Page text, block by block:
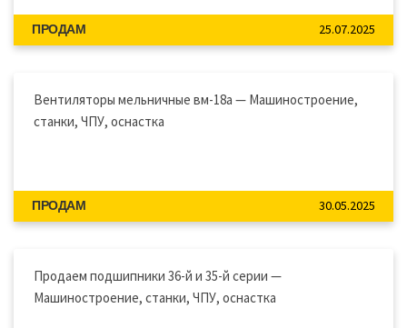
ПРОДАМ 25.07.2025
Вентиляторы мельничные вм-18а — Машиностроение,
станки, ЧПУ, оснастка
ПРОДАМ 30.05.2025
Продаем подшипники 36-й и 35-й серии —
Машиностроение, станки, ЧПУ, оснастка